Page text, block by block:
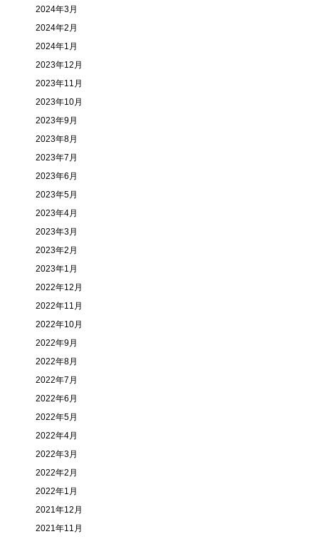
2024年3月
2024年2月
2024年1月
2023年12月
2023年11月
2023年10月
2023年9月
2023年8月
2023年7月
2023年6月
2023年5月
2023年4月
2023年3月
2023年2月
2023年1月
2022年12月
2022年11月
2022年10月
2022年9月
2022年8月
2022年7月
2022年6月
2022年5月
2022年4月
2022年3月
2022年2月
2022年1月
2021年12月
2021年11月